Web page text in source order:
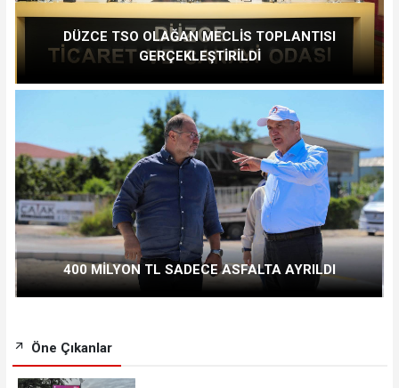
DÜZCE TSO OLAĞAN MECLİS TOPLANTISI
GERÇEKLEŞTİRİLDİ
400 MİLYON TL SADECE ASFALTA AYRILDI
Öne Çıkanlar